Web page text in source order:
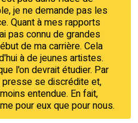
je ne demande pas les
Quant à mes rapports
pas connu de grandes
de ma carrière. Cela
à de jeunes artistes.
l'on devrait étudier. Par
presse se discrédite et,
entendue. En fait,
pour eux que pour nous.